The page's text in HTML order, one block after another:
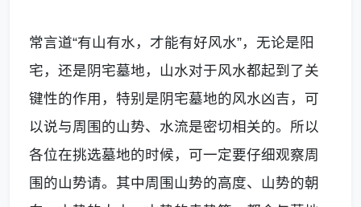
常言道“有山有水，才能有好风水”，无论是阳
宅，还是阴宅墓地，山水对于风水都起到了关
键性的作用，特别是阴宅墓地的风水凶吉，可
以说与周围的山势、水流是密切相关的。所以
各位在挑选墓地的时候，可一定要仔细观察周
围的山势请。其中周围山势的高度、山势的朝